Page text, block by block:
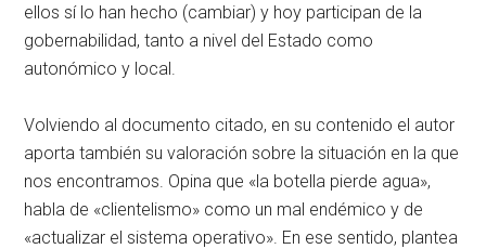
ellos sí lo han hecho (cambiar) y hoy participan de la
gobernabilidad, tanto a nivel del Estado como
autonómico y local.
Volviendo al documento citado, en su contenido el autor
aporta también su valoración sobre la situación en la que
nos encontramos. Opina que «la botella pierde agua»,
habla de «clientelismo» como un mal endémico y de
«actualizar el sistema operativo». En ese sentido, plantea